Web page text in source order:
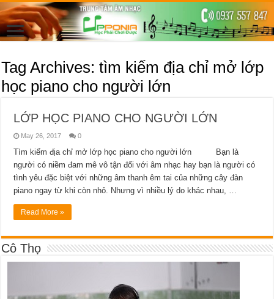
Tag Archives:tìm kiếm địa chỉ mở lớp
học piano cho người lớn
LỚP HỌC PIANO CHO NGƯỜI LỚN
May 26, 2017 0
Tìm kiếm địa chỉ mở lớp học piano cho người lớn Bạn là
người có niềm đam mê vô tận đối với âm nhạc hay bạn là người có
tình yêu đặc biệt với những âm thanh êm tai của những cây đàn
piano ngay từ khi còn nhỏ. Nhưng vì nhiều lý do khác nhau, …
Read More »
Cô Thọ